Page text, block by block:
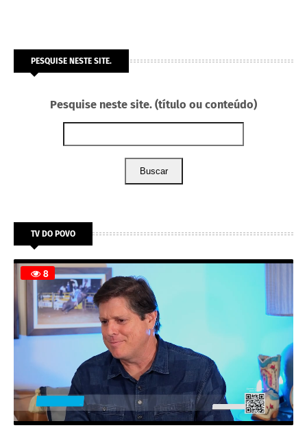
PESQUISE NESTE SITE.
Pesquise neste site. (título ou conteúdo)
Buscar
TV DO POVO